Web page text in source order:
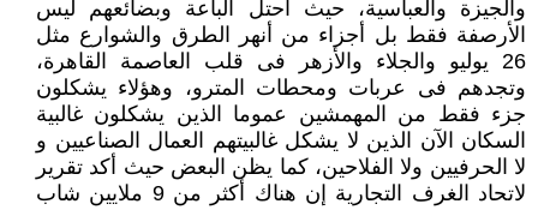
والجيزة والعباسية، حيث أحتل الباعة وبضائعهم ليس
الأرصفة فقط بل أجزاء من أنهر الطرق والشوارع مثل
26 يوليو والجلاء والأزهر فى قلب العاصمة القاهرة،
وتجدهم فى عربات ومحطات المترو، وهؤلاء يشكلون
جزء فقط من المهمشين عموما الذين يشكلون غالبية
السكان الآن الذين لا يشكل غالبيتهم العمال الصناعيين و
لا الحرفيين ولا الفلاحين، كما يظن البعض حيث أكد تقرير
لاتحاد الغرف التجارية إن هناك أكثر من 9 ملايين شاب